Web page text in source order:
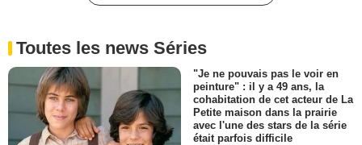
Toutes les news Séries
"Je ne pouvais pas le voir en
peinture" : il y a 49 ans, la
cohabitation de cet acteur de La
Petite maison dans la prairie
avec l'une des stars de la série
était parfois difficile